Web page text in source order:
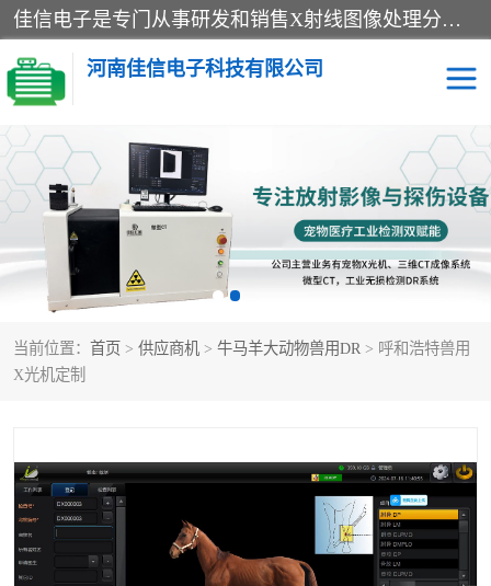
佳信电子是专门从事研发和销售X射线图像处理分析和X射线设备的高端技术公司，先进的图像处理技术帮助用户更加准确的判断图像，为科研和检测提供可靠保证，现有产品包括电力GIS探伤X射线检测系统，电力耐张线夹探伤X射线检测系统，便携式X射线，兽用图像的增强软件工具包，工业和兽用便携式DR，实验室CT，桌面CT等。
河南佳信电子科技有限公司
当前位置： 首页 > 供应商机 > 牛马羊大动物兽用DR > 呼和浩特兽用
X光机定制
宠物X光机DR 电力探伤仪GIS探伤仪
电力探伤仪耐张线夹探伤
仪
微焦点射线源
工业CT
C型臂 口腔牙科X光机DR